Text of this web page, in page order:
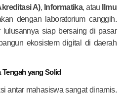
A), Informatika, atau
Ilmu
dengan laboratorium canggih.
lulusannya siap bersaing di pasar
ekosistem digital di daerah
yang Solid
antar mahasiswa sangat dinamis.